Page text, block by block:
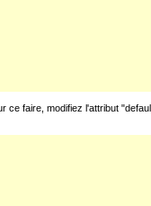
faire, modifiez l'attribut